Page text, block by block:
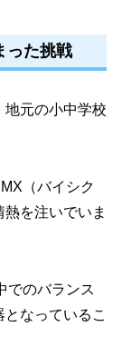
った挑戦
地元の小中学校
（バイシク
を注いでいま
でのバランス
なっているこ